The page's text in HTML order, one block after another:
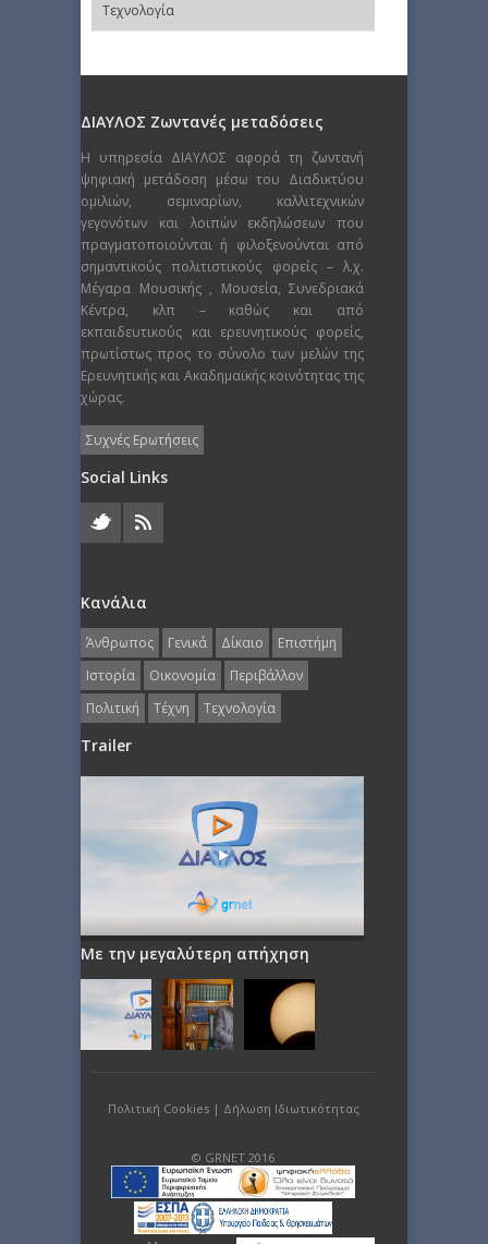
Τεχνολογία
ΔΙΑΥΛΟΣ Ζωντανές μεταδόσεις
Η υπηρεσία ΔΙΑΥΛΟΣ αφορά τη ζωντανή
ψηφιακή μετάδοση μέσω του Διαδικτύου
ομιλιών, σεμιναρίων, καλλιτεχνικών
γεγονότων και λοιπών εκδηλώσεων που
πραγματοποιούνται ή φιλοξενούνται από
σημαντικούς πολιτιστικούς φορείς – λ.χ.
Μέγαρα Μουσικής , Μουσεία, Συνεδριακά
Κέντρα, κλπ – καθώς και από
εκπαιδευτικούς και ερευνητικούς φορείς,
πρωτίστως προς το σύνολο των μελών της
Ερευνητικής και Ακαδημαϊκής κοινότητας της
χώρας.
Συχνές Ερωτήσεις
Social Links
Κανάλια
Άνθρωπος Γενικά Δίκαιο
Επιστήμη
Ιστορία
Οικονομία
Περιβάλλον
Πολιτική
Τέχνη Τεχνολογία
Trailer
Με την μεγαλύτερη απήχηση
Πολιτική Cookies| Δήλωση Ιδιωτικότητας
© GRNET 2016